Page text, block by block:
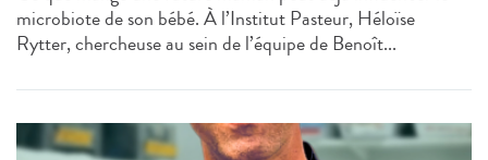
microbiote de son bébé. À l’Institut Pasteur, Héloïse
Rytter, chercheuse au sein de l’équipe de Benoît...